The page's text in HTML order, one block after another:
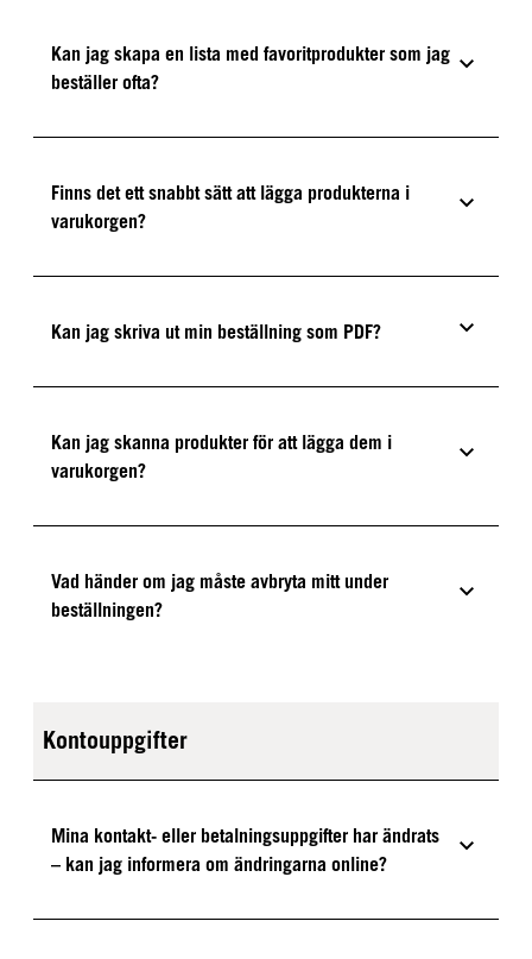
Kan jag skapa en lista med favoritprodukter som jag
beställer ofta?
Finns det ett snabbt sätt att lägga produkterna i
varukorgen?
Kan jag skriva ut min beställning som PDF?
Kan jag skanna produkter för att lägga dem i
varukorgen?
Vad händer om jag måste avbryta mitt under
beställningen?
Kontouppgifter
Mina kontakt- eller betalningsuppgifter har ändrats
– kan jag informera om ändringarna online?